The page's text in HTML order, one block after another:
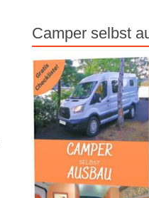
Camper selbst